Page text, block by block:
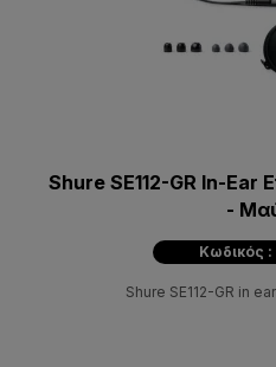
Shure SE112-GR In-
-
Κωδικός :
Shure SE112-GR in